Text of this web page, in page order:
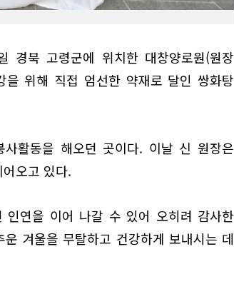
경북 고령군에 위치한 대창양로원(원장
위해 직접 엄선한 약재로 달인 쌍화탕
활동을 해오던 곳이다. 이날 신 원장은
오고 있다.
연을 이어 나갈 수 있어 오히려 감사한
겨울을 무탈하고 건강하게 보내시는 데